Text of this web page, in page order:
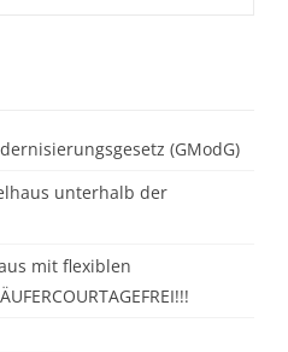
(GModG)
unterhalb der
mit flexiblen